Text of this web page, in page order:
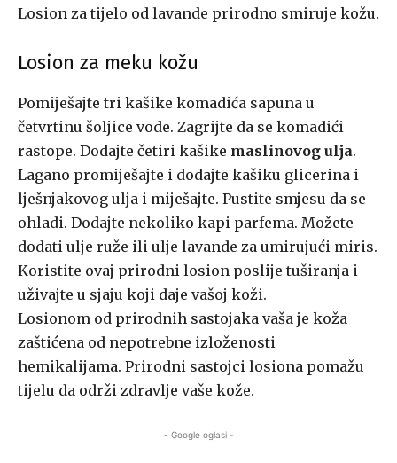
Losion za tijelo od lavande prirodno smiruje kožu.
Losion za meku kožu
Pomiješajte tri kašike komadića sapuna u
četvrtinu šoljice vode. Zagrijte da se komadići
rastope. Dodajte četiri kašike maslinovog ulja.
Lagano promiješajte i dodajte kašiku glicerina i
lješnjakovog ulja i miješajte. Pustite smjesu da se
ohladi. Dodajte nekoliko kapi parfema. Možete
dodati ulje ruže ili ulje lavande za umirujući miris.
Koristite ovaj prirodni losion poslije tuširanja i
uživajte u sjaju koji daje vašoj koži.
Losionom od prirodnih sastojaka vaša je koža
zaštićena od nepotrebne izloženosti
hemikalijama. Prirodni sastojci losiona pomažu
tijelu da održi zdravlje vaše kože.
- Google oglasi -